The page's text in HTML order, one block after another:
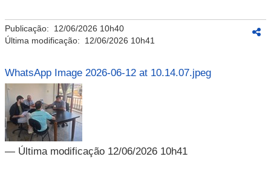
Publicação: 12/06/2026 10h40
Última modificação: 12/06/2026 10h41
WhatsApp Image 2026-06-12 at 10.14.07.jpeg
— Última modificação 12/06/2026 10h41